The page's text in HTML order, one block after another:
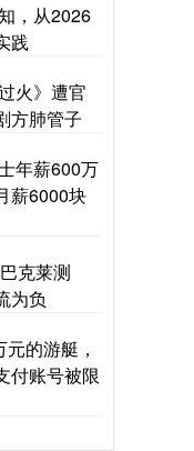
，从2026
践
火》遭官
方肺管子
年薪600万
薪6000块
克莱测
为负
的游艇，
付账号被限